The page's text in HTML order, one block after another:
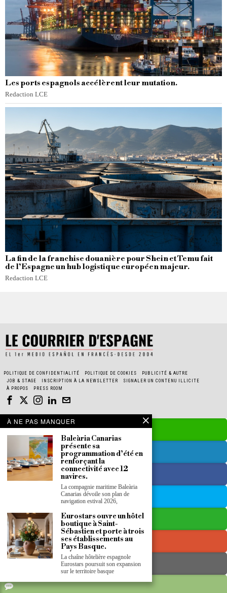
Les ports espagnols accélèrent leur mutation.
Redaction LCE
La fin de la franchise douanière pour Shein et Temu fait
de l’Espagne un hub logistique européen majeur.
Redaction LCE
POLITIQUE DE CONFIDENTIALITÉ POLITIQUE DE COOKIES
PUBLICITÉ & AUTRE
JOB & STAGE
INSCRIPTION À LA NEWSLETTER
SIGNALER UN CONTENU ILLICITE
À PROPOS
PRESS ROOM
À NE PAS MANQUER
Baleària Canarias
présente sa
programmation d’été en
renforçant la
connectivité avec 12
navires.
La compagnie maritime Baleària
Canarias dévoile son plan de
navigation estival 2026,
Eurostars ouvre un hôtel
boutique à Saint-
Sébastien et porte à trois
ses établissements au
Pays Basque.
La chaîne hôtelière espagnole
Eurostars poursuit son expansion
sur le territoire basque